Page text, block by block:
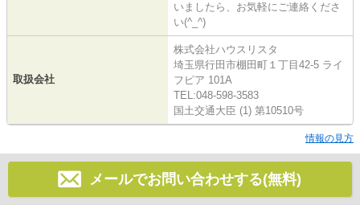
いましたら、お気軽にご連絡くださ
い(^_^)
取扱会社
株式会社ハウスリスタ
埼玉県行田市棚田町１丁目42-5 ライ
フピア 101A
TEL:048-598-3583
国土交通大臣 (1) 第10510号
情報の見方
メールでお問い合わせする(無料)